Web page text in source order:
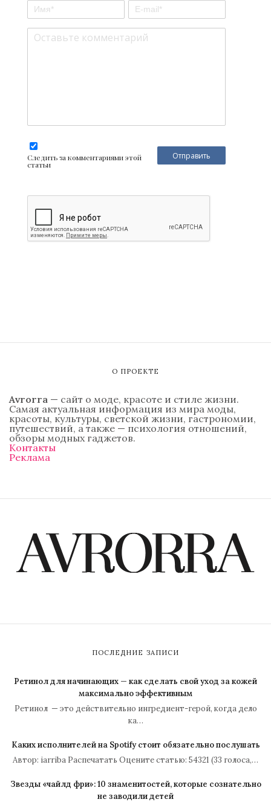
Следить за комментариями этой
статьи
О ПРОЕКТЕ
Avrorra — сайт о моде, красоте и стиле жизни.
Самая актуальная информация из мира моды,
красоты, культуры, светской жизни, гастрономии,
путешествий, а также — психология отношений,
обзоры модных гаджетов.
Контакты
Реклама
ПОСЛЕДНИЕ ЗАПИСИ
Ретинол для начинающих — как сделать свой уход за кожей
максимально эффективным
Ретинол — это действительно ингредиент-герой, когда дело
ка…
Каких исполнителей на Spotify стоит обязательно послушать
Автор: iarriba Распечатать Оцените статью: 54321 (33 голоса,…
Звезды «чайлд фри»: 10 знаменитостей, которые сознательно
не заводили детей